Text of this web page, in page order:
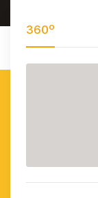
Azulejo
360º